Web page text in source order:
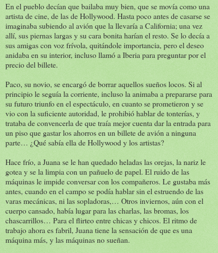
En el pueblo decían que bailaba muy bien, que se movía como una
artista de cine, de las de Hollywood. Hasta poco antes de casarse se
imaginaba subiendo al avión que la llevaría a California; una vez
allí, sus piernas largas y su cara bonita harían el resto. Se lo decía a
sus amigas con voz frívola, quitándole importancia, pero el deseo
anidaba en su interior, incluso llamó a Iberia para preguntar por el
precio del billete.
Paco, su novio, se encargó de borrar aquellos sueños locos. Si al
principio le seguía la corriente, incluso la animaba a prepararse para
su futuro triunfo en el espectáculo, en cuanto se prometieron y se
vio con la suficiente autoridad, le prohibió hablar de tonterías, y
trataba de convencerla de que traía mejor cuenta dar la entrada para
un piso que gastar los ahorros en un billete de avión a ninguna
parte… ¿Qué sabía ella de Hollywood y los artistas?
Hace frío, a Juana se le han quedado heladas las orejas, la nariz le
gotea y se la limpia con un pañuelo de papel. El ruido de las
máquinas le impide conversar con los compañeros. Le gustaba más
antes, cuando en el campo se podía hablar sin el estruendo de las
varas mecánicas, ni las sopladoras,… Otros inviernos, aún con el
cuerpo cansado, había lugar para las charlas, las bromas, los
chascarrillos… Para el flirteo entre chicas y chicos. El ritmo de
trabajo ahora es fabril, Juana tiene la sensación de que es una
máquina más, y las máquinas no sueñan.